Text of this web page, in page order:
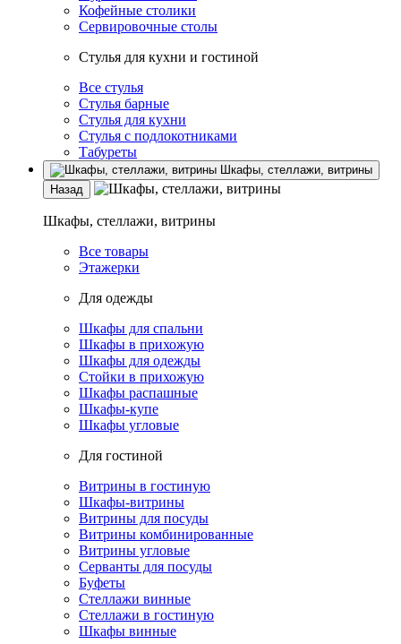
Кофейные столики
Сервировочные столы
Стулья для кухни и гостиной
Все стулья
Стулья барные
Стулья для кухни
Стулья с подлокотниками
Табуреты
Шкафы, стеллажи, витрины
Назад
Шкафы, стеллажи, витрины
Все товары
Этажерки
Для одежды
Шкафы для спальни
Шкафы в прихожую
Шкафы для одежды
Стойки в прихожую
Шкафы распашные
Шкафы-купе
Шкафы угловые
Для гостиной
Витрины в гостиную
Шкафы-витрины
Витрины для посуды
Витрины комбинированные
Витрины угловые
Серванты для посуды
Буфеты
Стеллажи винные
Стеллажи в гостиную
Шкафы винные